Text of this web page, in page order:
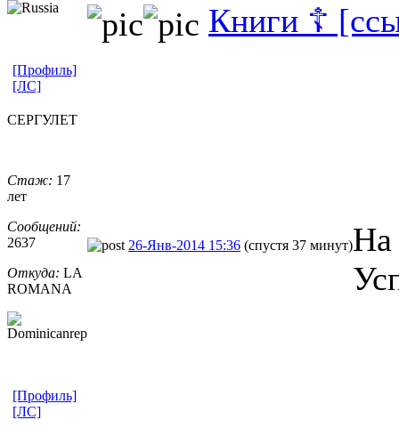
Книги ☦
[Профиль]
[ЛС]
СЕРГУЛЕТ
Стаж: 17
лет
Сообщений:
2637
Откуда: LA
ROMANA
26-Янв-2014 15:36 (спустя 37 минут)На
[Профиль]
[ЛС]